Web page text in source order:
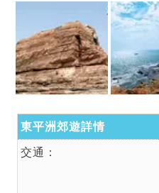
東平洲郊遊詳情
交通：